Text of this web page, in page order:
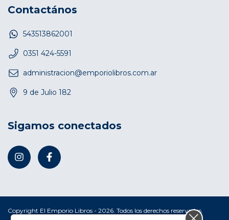
Contactános
543513862001
0351 424-5591
administracion@emporiolibros.com.ar
9 de Julio 182
Sigamos conectados
Copyright El Emporio Libros - 2026. Todos los derechos reservados.